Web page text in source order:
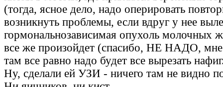
(тогда, ясное дело, надо оперировать
возникнуть проблемы, если вдруг у нее
гормональнозависимая опухоль молочных
все же произойдет (спасибо, НЕ НАДО, мне
там все равно надо будет все вырезать
Ну, сделали ей УЗИ - ничего там не видно